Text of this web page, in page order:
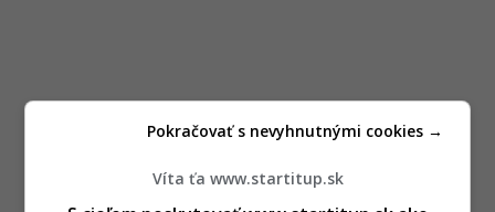
Víta ťa www.startitup.sk
Pokračovať s nevyhnutnými cookies →